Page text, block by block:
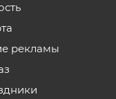
рекламы